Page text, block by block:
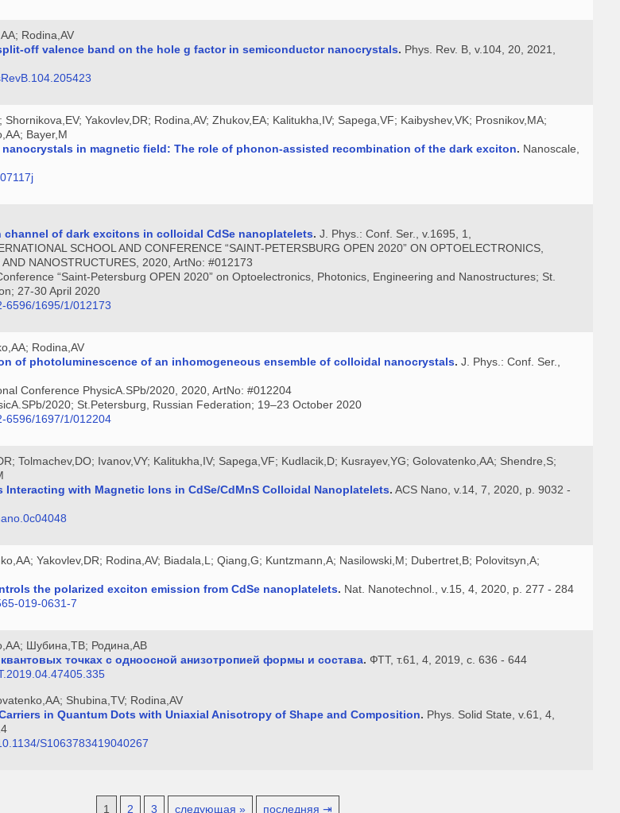
Rodina,AV
off valence band on the hole g factor in semiconductor nanocrystals. Phys. Rev. B, v.104, 20, 2021,
Yakovlev,DR; Rodina,AV; Zhukov,EA; Kalitukha,IV; Sapega,VF; Kaibyshev,VK; Prosnikov,MA;
Bayer,M
nanocrystals in magnetic field: The role of phonon-assisted recombination of the dark exciton. Nanoscale,
channel of dark excitons in colloidal CdSe nanoplatelets. J. Phys.: Conf. Ser., v.1695, 1,
SCHOOL AND CONFERENCE “SAINT-PETERSBURG OPEN 2020” ON OPTOELECTRONICS,
NANOSTRUCTURES, 2020, ArtNo: #012173
“Saint-Petersburg OPEN 2020” on Optoelectronics, Photonics, Engineering and Nanostructures; St.
27-30 April 2020
6596/1695/1/012173
Rodina,AV
of photoluminescence of an inhomogeneous ensemble of colloidal nanocrystals. J. Phys.: Conf. Ser.,
Conference PhysicA.SPb/2020, 2020, ArtNo: #012204
2020; St.Petersburg, Russian Federation; 19–23 October 2020
6596/1697/1/012204
Tolmachev,DO; Ivanov,VY; Kalitukha,IV; Sapega,VF; Kudlacik,D; Kusrayev,YG; Golovatenko,AA; Shendre,S;
with Magnetic Ions in CdSe/CdMnS Colloidal Nanoplatelets. ACS Nano, v.14, 7, 2020, p. 9032 -
Yakovlev,DR; Rodina,AV; Biadala,L; Qiang,G; Kuntzmann,A; Nasilowski,M; Dubertret,B; Polovitsyn,A;
the polarized exciton emission from CdSe nanoplatelets. Nat. Nanotechnol., v.15, 4, 2020, p. 277 - 284
019-0631-7
Шубина,ТВ; Родина,АВ
точках с одноосной анизотропией формы и состава. ФТТ, т.61, 4, 2019, с. 636 - 644
Shubina,TV; Rodina,AV
in Quantum Dots with Uniaxial Anisotropy of Shape and Composition. Phys. Solid State, v.61, 4,
S1063783419040267
1 2 3 следующая » последняя ⇥